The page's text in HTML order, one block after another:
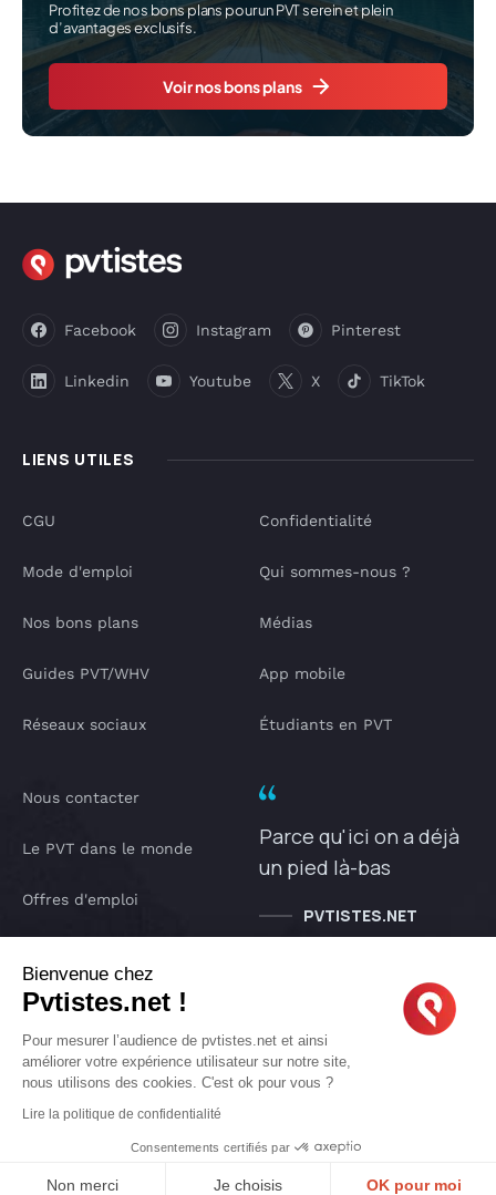
Profitez de nos bons plans pour un PVT serein et plein
d’avantages exclusifs.
Voir nos bons plans
LIENS UTILES
Facebook Instagram Pinterest
Linkedin Youtube X TikTok
CGU
Mode d'emploi
Nos bons plans
Guides PVT/WHV
Réseaux sociaux
Confidentialité
Qui sommes-nous ?
Médias
App mobile
Étudiants en PVT
Nous contacter
Le PVT dans le monde
Offres d'emploi
IA pvtistes
Parce qu'ici on a déjà
un pied là-bas
PVTISTES.NET
Copyright © 2005-2026 pvtistes.net
Bienvenue chez
Pvtistes.net !
Pour mesurer l’audience de pvtistes.net et ainsi
améliorer votre expérience utilisateur sur notre site,
nous utilisons des cookies. C'est ok pour vous ?
Lire la politique de confidentialité
Consentements certifiés par
Non merci Je choisis OK pour moi